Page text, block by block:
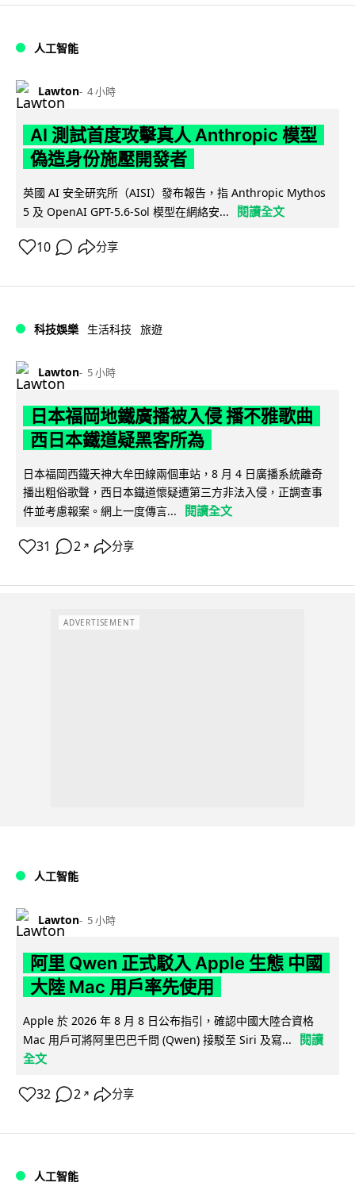
人工智能
Lawton 4 小時
AI 測試首度攻擊真人 Anthropic 模型
偽造身份施壓開發者
英國 AI 安全研究所（AISI）發布報告，指 Anthropic Mythos
5 及 OpenAI GPT-5.6-Sol 模型在網絡安...
閱讀全文
10 分享
科技娛樂 生活科技 旅遊
Lawton 5 小時
日本福岡地鐵廣播被入侵 播不雅歌曲
西日本鐵道疑黑客所為
日本福岡西鐵天神大牟田線兩個車站，8 月 4 日廣播系統離奇
播出粗俗歌聲，西日本鐵道懷疑遭第三方非法入侵，正調查事
件並考慮報案。網上一度傳言...
閱讀全文
31 2 ↗ 分享
ADVERTISEMENT
人工智能
Lawton 5 小時
阿里 Qwen 正式駁入 Apple 生態 中國
大陸 Mac 用戶率先使用
Apple 於 2026 年 8 月 8 日公布指引，確認中國大陸合資格
Mac 用戶可將阿里巴巴千問 (Qwen) 接駁至 Siri 及寫...
閱讀
全文
32 2 ↗ 分享
人工智能